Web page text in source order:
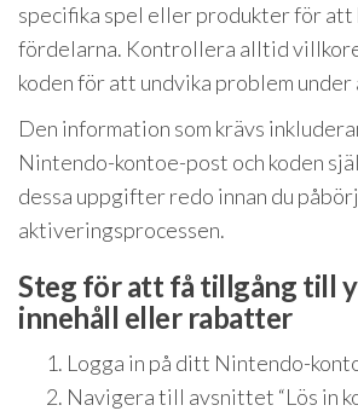
specifika spel eller produkter för
fördelarna. Kontrollera alltid
koden för att undvika problem
Den information som krävs
Nintendo-kontoe-post och koden
dessa uppgifter redo innan du
aktiveringsprocessen.
Steg för att få tillgång till
innehåll eller rabatter
Logga in på ditt Nintendo-
Navigera till avsnittet “Lös in